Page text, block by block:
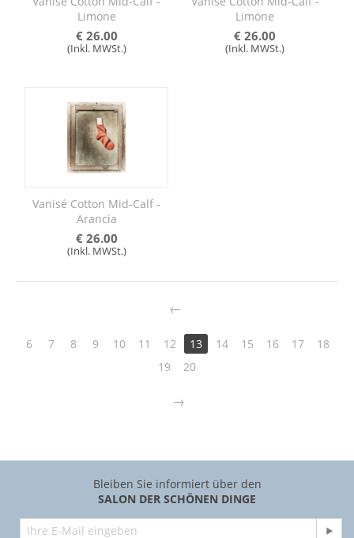
Limone
€ 26.00
(Inkl. MWSt.)
Limone
€ 26.00
(Inkl. MWSt.)
Vanisé Cotton Mid-Calf -
Arancia
€ 26.00
(Inkl. MWSt.)
6 7 8 9 10 11 12 13 14 15 16 17
18
19
20
Bleiben Sie informiert über den
SALON DER SCHÖNEN DINGE